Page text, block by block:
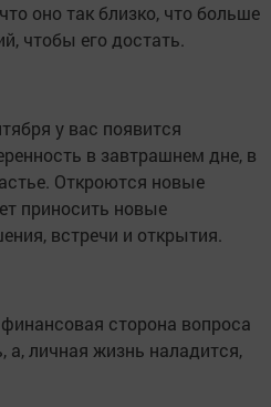
оно так близко, что больше
чтобы его достать.
у вас появится
в завтрашнем дне, в
Откроются новые
приносить новые
встречи и открытия.
сторона вопроса
а, личная жизнь наладится,